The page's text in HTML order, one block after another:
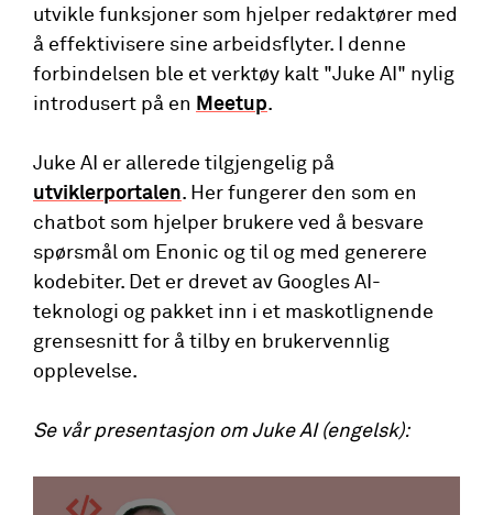
utvikle funksjoner som hjelper redaktører med
å effektivisere sine arbeidsflyter. I denne
forbindelsen ble et verktøy kalt "Juke AI" nylig
introdusert på en Meetup.
Juke AI er allerede tilgjengelig på
utviklerportalen. Her fungerer den som en
chatbot som hjelper brukere ved å besvare
spørsmål om Enonic og til og med generere
kodebiter. Det er drevet av Googles AI-
teknologi og pakket inn i et maskotlignende
grensesnitt for å tilby en brukervennlig
opplevelse.
Se vår presentasjon om Juke AI (engelsk):